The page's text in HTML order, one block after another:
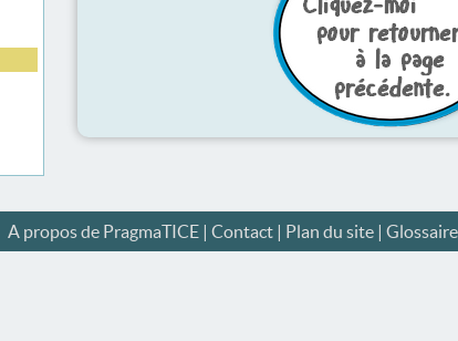
A propos de PragmaTICE| Contact| Plan du site| Glossaire